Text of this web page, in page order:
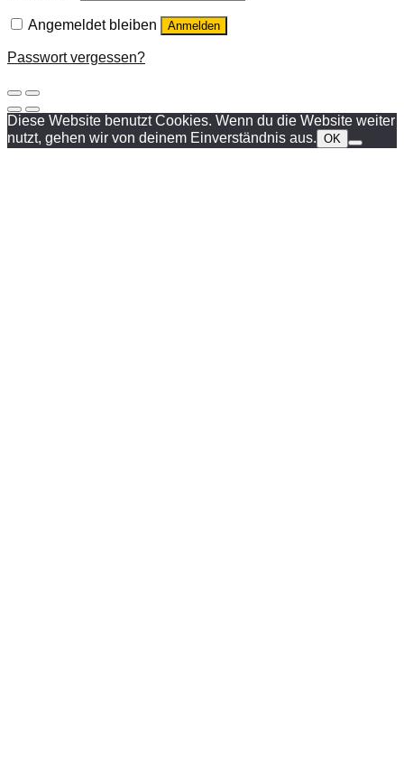
Angemeldet bleiben Anmelden
Passwort vergessen?
Diese Website benutzt Cookies. Wenn du die Website weiter
nutzt, gehen wir von deinem Einverständnis aus. OK